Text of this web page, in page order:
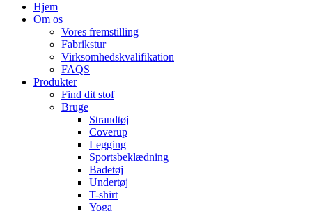
Hjem
Om os
Vores fremstilling
Fabrikstur
Virksomhedskvalifikation
FAQS
Produkter
Find dit stof
Bruge
Strandtøj
Coverup
Legging
Sportsbeklædning
Badetøj
Undertøj
T-shirt
Yoga